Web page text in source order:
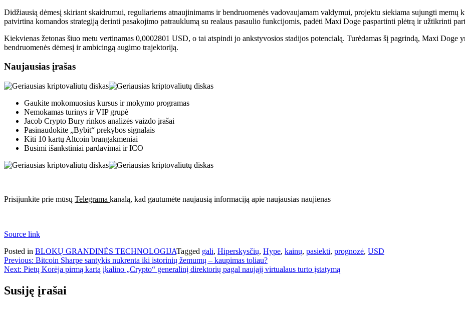
Didžiausią dėmesį skiriant skaidrumui, reguliariems atnaujinimams ir bendruomenės vadovaujamam valdymui, projektu siekiama sujungti memų
patvirtina komandos strategiją derinti pasakojimo patrauklumą su realaus pasaulio funkcijomis, padėti Maxi Doge paspartinti plėtrą ir užtikrinti
Kiekvienas žetonas šiuo metu vertinamas 0,0002801 USD, o tai atspindi jo ankstyvosios stadijos potencialą. Turėdamas šį pagrindą, Maxi Doge
bendruomenės dėmesį ir ambicingą augimo trajektoriją.
Naujausias įrašas
Gaukite mokomuosius kursus ir mokymo programas
Nemokamas turinys ir VIP grupė
Jacob Crypto Bury rinkos analizės vaizdo įrašai
Pasinaudokite „Bybit“ prekybos signalais
Kiti 10 kartų Altcoin brangakmeniai
Būsimi išankstiniai pardavimai ir ICO
Prisijunkite prie mūsų Telegrama kanalą, kad gautumėte naujausią informaciją apie naujausias naujienas
Source link
Posted in BLOKŲ GRANDINĖS TECHNOLOGIJATagged gali, Hiperskysčių, Hype, kainų, pasiekti, prognozė, USD
Navigacija
tarp
įrašų
Previous: Bitcoin Sharpe santykis nukrenta iki istorinių žemumų – kaupimas toliau?
Next: Pietų Korėja pirmą kartą įkalino „Crypto“ generalinį direktorių pagal naująjį virtualaus turto įstatymą
Susiję įrašai